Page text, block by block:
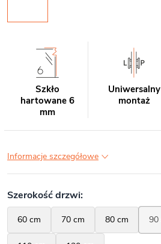
Szkło
hartowane 6
mm
Uniwersalny
montaż
Informacje szczegółowe